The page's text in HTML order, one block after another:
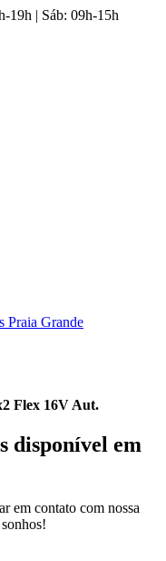
19h | Sáb: 09h-15h
Praia Grande
Flex 16V Aut.
disponível em
em contato com nossa